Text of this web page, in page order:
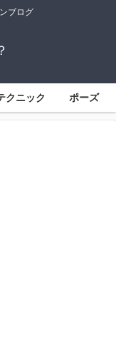
ブログ
クニック ポーズ